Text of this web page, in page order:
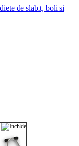
de slabit, boli si